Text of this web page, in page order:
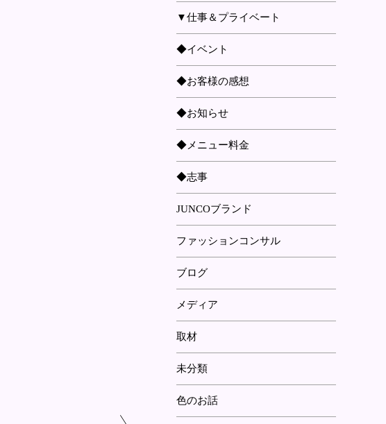
▼仕事＆プライベート
◆イベント
◆お客様の感想
◆お知らせ
◆メニュー料金
◆志事
JUNCOブランド
ファッションコンサル
ブログ
メディア
取材
未分類
色のお話